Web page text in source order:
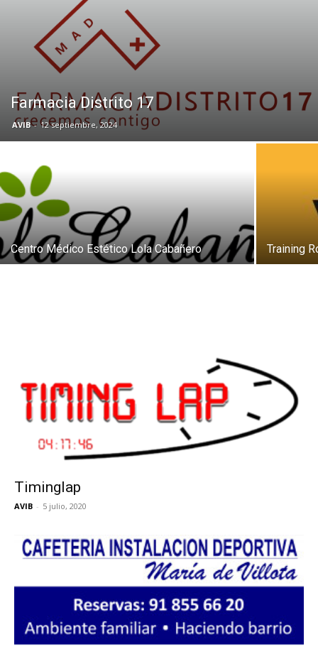
Farmacia Distrito 17
AVIB - 12 septiembre, 2024
Centro Médico Estético Lola Cabañero Training
Timinglap
AVIB - 5 julio, 2020